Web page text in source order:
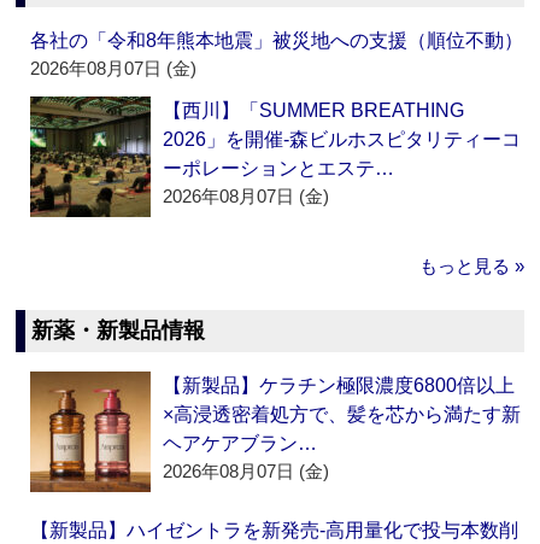
各社の「令和8年熊本地震」被災地への支援（順位不動）
2026年08月07日 (金)
【西川】「SUMMER BREATHING
2026」を開催‐森ビルホスピタリティーコ
ーポレーションとエステ…
2026年08月07日 (金)
もっと見る »
新薬・新製品情報
【新製品】ケラチン極限濃度6800倍以上
×高浸透密着処方で、髪を芯から満たす新
ヘアケアブラン…
2026年08月07日 (金)
【新製品】ハイゼントラを新発売‐高用量化で投与本数削